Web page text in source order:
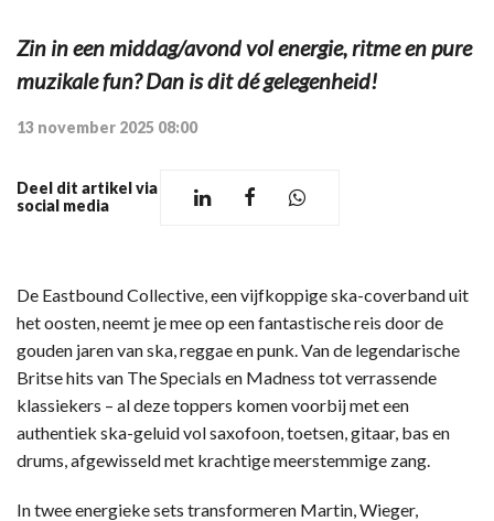
Zin in een middag/avond vol energie, ritme en pure
muzikale fun? Dan is dit dé gelegenheid!
13 november 2025 08:00
Deel dit artikel via
social media
De Eastbound Collective, een vijfkoppige ska-coverband uit
het oosten, neemt je mee op een fantastische reis door de
gouden jaren van ska, reggae en punk. Van de legendarische
Britse hits van The Specials en Madness tot verrassende
klassiekers – al deze toppers komen voorbij met een
authentiek ska-geluid vol saxofoon, toetsen, gitaar, bas en
drums, afgewisseld met krachtige meerstemmige zang.
In twee energieke sets transformeren Martin, Wieger,